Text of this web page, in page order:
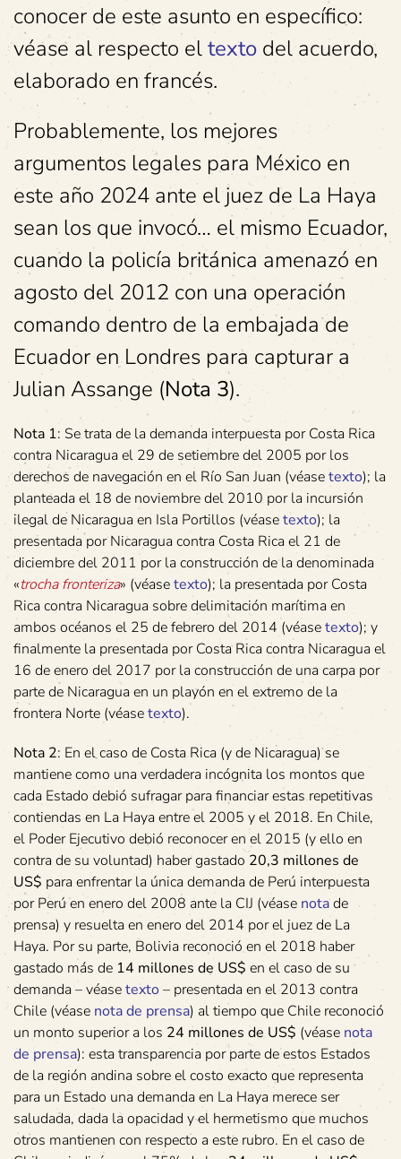
conocer de este asunto en específico:
véase al respecto eltexto del acuerdo,
elaborado en francés.
Probablemente, los mejores
argumentos legales para México en
este año 2024 ante el juez de La Haya
sean los que invocó… el mismo Ecuador,
cuando la policía británica amenazó en
agosto del 2012 con una operación
comando dentro de la embajada de
Ecuador en Londres para capturar a
Julian Assange (Nota 3).
Nota 1: Se trata de la demanda interpuesta por Costa Rica
contra Nicaragua el 29 de setiembre del 2005 por los
derechos de navegación en el Río San Juan (véasetexto); la
planteada el 18 de noviembre del 2010 por la incursión
ilegal de Nicaragua en Isla Portillos (véasetexto); la
presentada por Nicaragua contra Costa Rica el 21 de
diciembre del 2011 por la construcción de la denominada
«trocha fronteriza» (véasetexto); la presentada por Costa
Rica contra Nicaragua sobre delimitación marítima en
ambos océanos el 25 de febrero del 2014 (véasetexto); y
finalmente la presentada por Costa Rica contra Nicaragua el
16 de enero del 2017 por la construcción de una carpa por
parte de Nicaragua en un playón en el extremo de la
frontera Norte (véasetexto).
Nota 2: En el caso de Costa Rica (y de Nicaragua) se
mantiene como una verdadera incógnita los montos que
cada Estado debió sufragar para financiar estas repetitivas
contiendas en La Haya entre el 2005 y el 2018. En Chile,
el Poder Ejecutivo debió reconocer en el 2015 (y ello en
contra de su voluntad) haber gastado 20,3 millones de
US$ para enfrentar la única demanda de Perú interpuesta
por Perú en enero del 2008 ante la CIJ (véase notade
prensa) y resuelta en enero del 2014 por el juez de La
Haya. Por su parte, Bolivia reconoció en el 2018 haber
gastado más de 14 millones de US$ en el caso de su
demanda – véasetexto – presentada en el 2013 contra
Chile (véase nota de prensa) al tiempo que Chile reconoció
un monto superior a los 24 millones de US$ (véase nota
de prensa): esta transparencia por parte de estos Estados
de la región andina sobre el costo exacto que representa
para un Estado una demanda en La Haya merece ser
saludada, dada la opacidad y el hermetismo que muchos
otros mantienen con respecto a este rubro. En el caso de